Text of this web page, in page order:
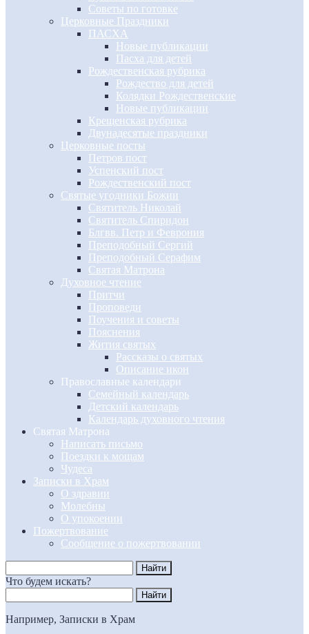
Советы по готовке
Церковные Праздники
ПАСХА
Новые публикации
Пасха для детей
Рождественская рубрика
Рождество для детей
Колядки Рождественские
Новые публикации
Крещенская рубрика
Двунадесятые праздники
Церковные посты
Петров пост
Успенский пост
Рождественский пост
Святые угодники Божии
Святитель Николай
Святитель Спиридон
Блгвв. Петр и Феврония
Преподобный Сергий
Преподобный Серафим
Святая Матрона
Духовное чтение
Притчи
Проповеди
Поучения и советы
Пояснения
Жития святых
Рассказы о святых
Описание икон
Православные календари
Семейный календарь
Детский календарь
Календарь духовного чтения
Святая Матрона
Написать письмо
Поездки к мощам
Чудеса
Записки в Храм
О здравии
Молебны
О упокоении
Пожертвование
Сообщение о пожертвовании
Что будем искать?
Например, Записки в Храм